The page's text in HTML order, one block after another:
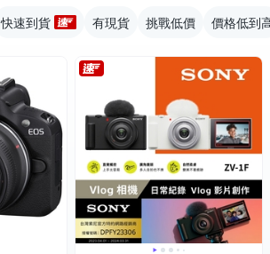
快速到貨 有現貨 挑戰低價 價格低到